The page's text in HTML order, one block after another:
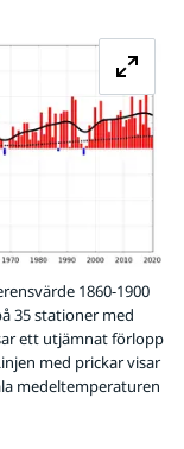
1860-1900
35 stationer med
ett utjämnat förlopp
med prickar visar
medeltemperaturen